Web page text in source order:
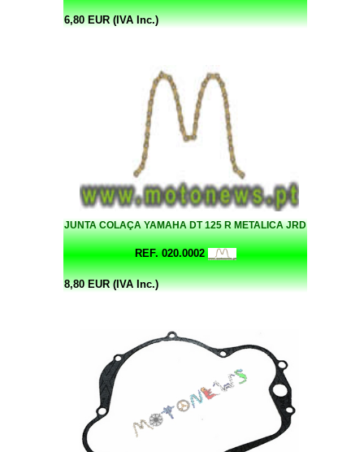
6,80 EUR (IVA Inc.)
JUNTA COLAÇA YAMAHA DT 125 R METALICA JRD
REF. 020.0002
8,80 EUR (IVA Inc.)